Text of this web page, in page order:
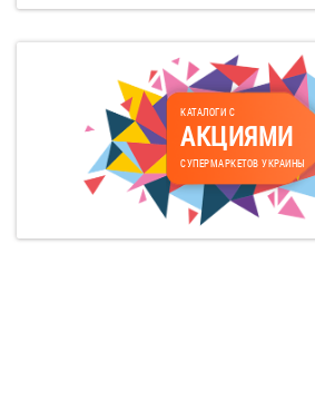
КАТАЛОГИ С
АКЦИЯМИ
СУПЕРМАРКЕТОВ УКРАИНЫ